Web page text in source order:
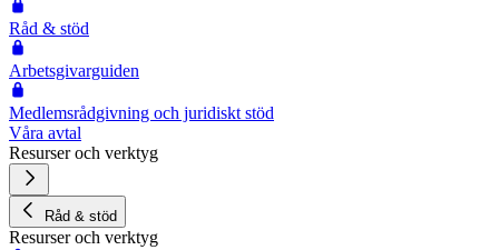
Råd & stöd
Arbetsgivarguiden
Medlemsrådgivning och juridiskt stöd
Våra avtal
Resurser och verktyg
Råd & stöd
Resurser och verktyg